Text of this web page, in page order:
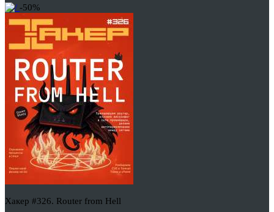
-50%
Хакер #326. Router from Hell